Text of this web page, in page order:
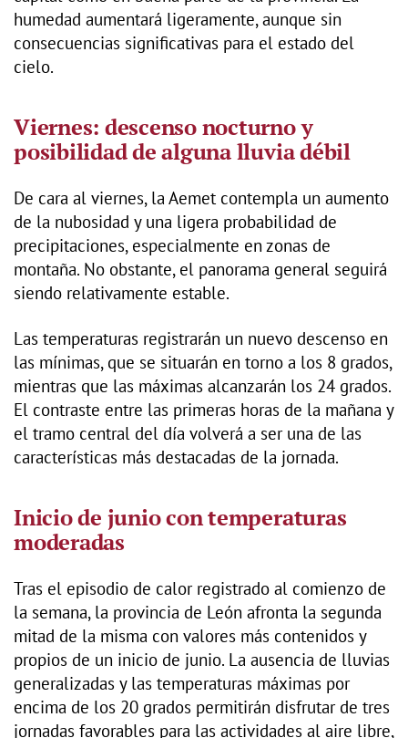
humedad aumentará ligeramente, aunque sin
consecuencias significativas para el estado del
cielo.
Viernes: descenso nocturno y
posibilidad de alguna lluvia débil
De cara al viernes, la Aemet contempla un aumento
de la nubosidad y una ligera probabilidad de
precipitaciones, especialmente en zonas de
montaña. No obstante, el panorama general seguirá
siendo relativamente estable.
Las temperaturas registrarán un nuevo descenso en
las mínimas, que se situarán en torno a los 8 grados,
mientras que las máximas alcanzarán los 24 grados.
El contraste entre las primeras horas de la mañana y
el tramo central del día volverá a ser una de las
características más destacadas de la jornada.
Inicio de junio con temperaturas
moderadas
Tras el episodio de calor registrado al comienzo de
la semana, la provincia de León afronta la segunda
mitad de la misma con valores más contenidos y
propios de un inicio de junio. La ausencia de lluvias
generalizadas y las temperaturas máximas por
encima de los 20 grados permitirán disfrutar de tres
jornadas favorables para las actividades al aire libre,